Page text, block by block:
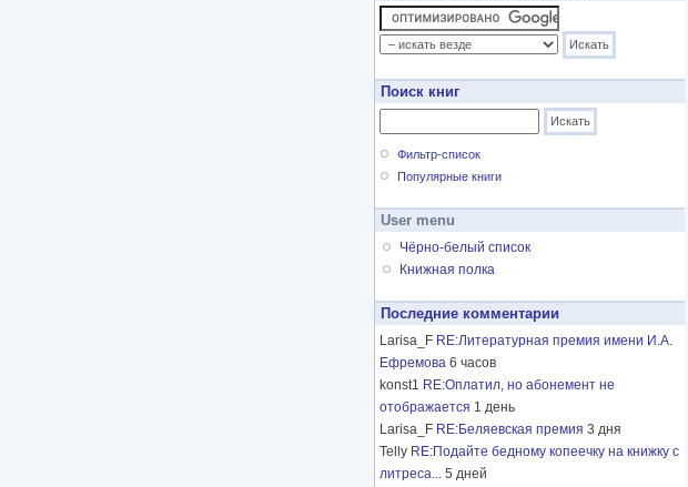
Поиск книг
Фильтр-список
Популярные книги
User menu
Чёрно-белый список
Книжная полка
Последние комментарии
Larisa_F RE:Литературная премия имени И.А.
Ефремова 6 часов
konst1 RE:Оплатил, но абонемент не
отображается 1 день
Larisa_F RE:Беляевская премия 3 дня
Telly RE:Подайте бедному копеечку на книжку с
литреса... 5 дней